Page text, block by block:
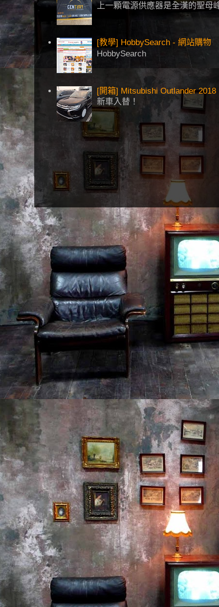
上一顆電源供應器是全漢的聖母
[教學] HobbySearch - 網站購物
HobbySearch
[開箱] Mitsubishi Outlander 2018
新車入替！